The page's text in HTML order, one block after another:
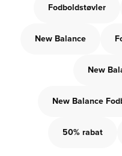
Fodboldstøvler
New Balance
New
New Balance
50% rabat